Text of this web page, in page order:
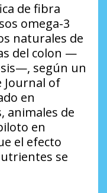
de fibra
omega-3
naturales de
del colon —
según un
Journal of
en
animales de
en
el efecto
se